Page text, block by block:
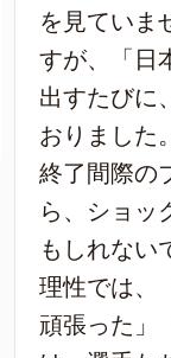
を見ていま
すが、「日
出すたびに
おりました
終了間際の
ら、ショッ
もしれない
理性では、
頑張った」